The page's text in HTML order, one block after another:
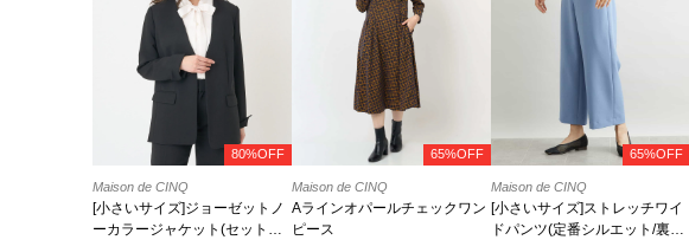
80%OFF
Maison de CINQ
[小さいサイズ]ジョーゼットノ
ーカラージャケット(セットア
65%OFF
Maison de CINQ
Aラインオパールチェックワン
ピース
65%OFF
Maison de CINQ
[小さいサイズ]ストレッチワイ
ドパンツ(定番シルエット/裏地